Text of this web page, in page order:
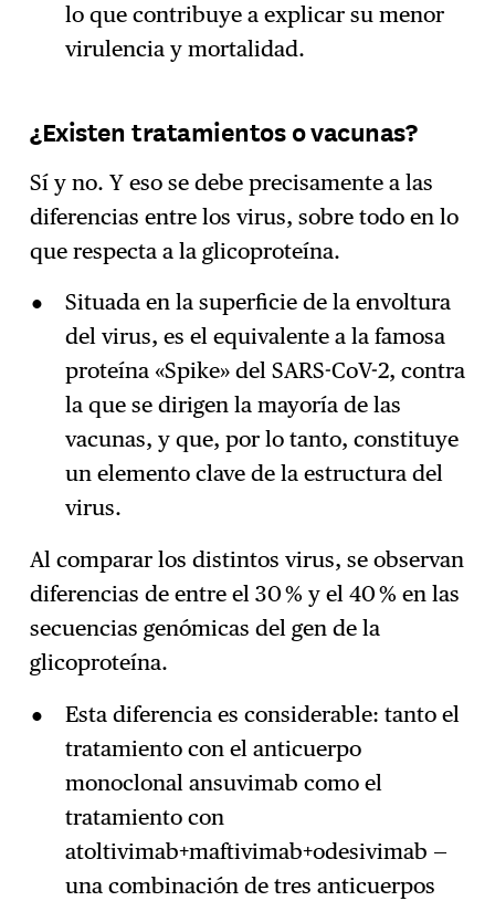
lo que contribuye a explicar su menor
virulencia y mortalidad.
¿Existen tratamientos o vacunas?
Sí y no. Y eso se debe precisamente a las
diferencias entre los virus, sobre todo en lo
que respecta a la glicoproteína.
Situada en la superficie de la envoltura
del virus, es el equivalente a la famosa
proteína «Spike» del SARS-CoV-2, contra
la que se dirigen la mayoría de las
vacunas, y que, por lo tanto, constituye
un elemento clave de la estructura del
virus.
Al comparar los distintos virus, se observan
diferencias de entre el 30 % y el 40 % en las
secuencias genómicas del gen de la
glicoproteína.
Esta diferencia es considerable: tanto el
tratamiento con el anticuerpo
monoclonal ansuvimab como el
tratamiento con
atoltivimab+maftivimab+odesivimab —
una combinación de tres anticuerpos